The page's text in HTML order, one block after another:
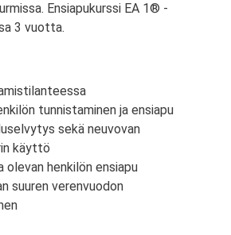
Ensiapukurssi EA 1® -
3 vuotta.
tunnistaminen ja ensiapu
sekä neuvovan
käyttö
olevan henkilön ensiapu
suuren verenvuodon